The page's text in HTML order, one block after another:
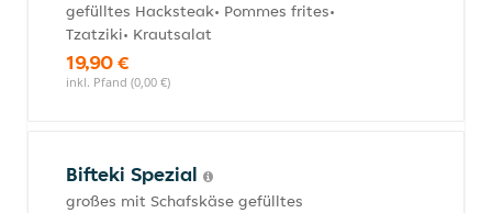
gefülltes Hacksteak• Pommes frites•
Tzatziki• Krautsalat
19,90 €
inkl. Pfand (0,00 €)
Bifteki Spezial
großes mit Schafskäse gefülltes